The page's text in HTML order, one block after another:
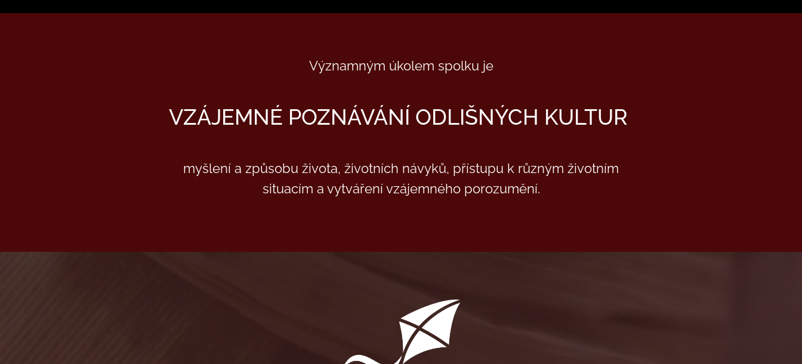
Významným úkolem spolku je
VZÁJEMNÉ POZNÁVÁNÍ ODLIŠNÝCH KULTUR
myšlení a způsobu života, životních návyků, přístupu k různým životním
situacím a vytváření vzájemného porozumění.